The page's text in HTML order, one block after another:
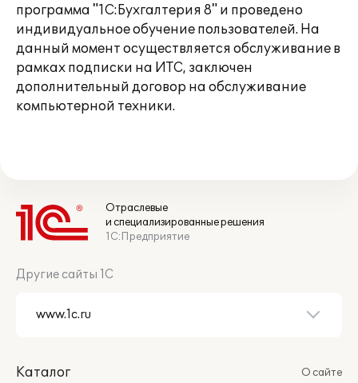
программа "1С:Бухгалтерия 8" и проведено
индивидуальное обучение пользователей. На
данный момент осуществляется обслуживание в
рамках подписки на ИТС, заключен
дополнительный договор на обслуживание
компьютерной техники.
Отраслевые
и специализированные решения
1С:Предприятие
Другие сайты 1С
Каталог
О сайте